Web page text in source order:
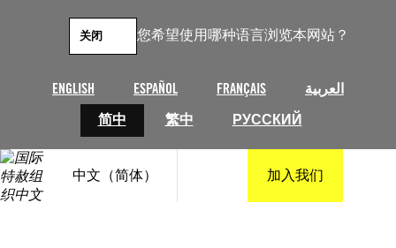
您希望使用哪种语言浏览本网站？
ENGLISH ESPAÑOL FRANÇAIS
العربية
简中
繁中 РУССКИЙ
关闭
中文（简体） 加入我们